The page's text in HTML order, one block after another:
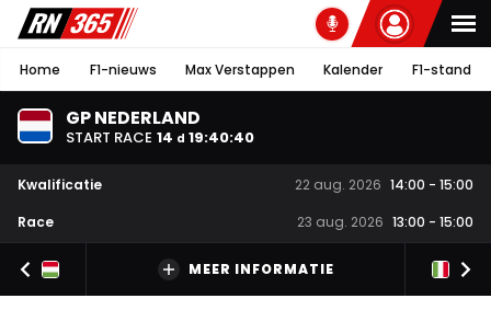
Home F1-nieuws Max Verstappen Kalender F1-stand
GP NEDERLAND
START RACE 14 d 19:40:40
Kwalificatie 22 aug. 2026 14:00 - 15:00
Race
23 aug. 2026 13:00 - 15:00
MEER INFORMATIE